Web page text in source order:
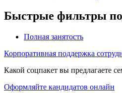
Быстрые фильтры
Полная занятость
Корпоративная поддержка
Какой соцпакет вы предлагаете
Оформляйте кандидатов онлайн